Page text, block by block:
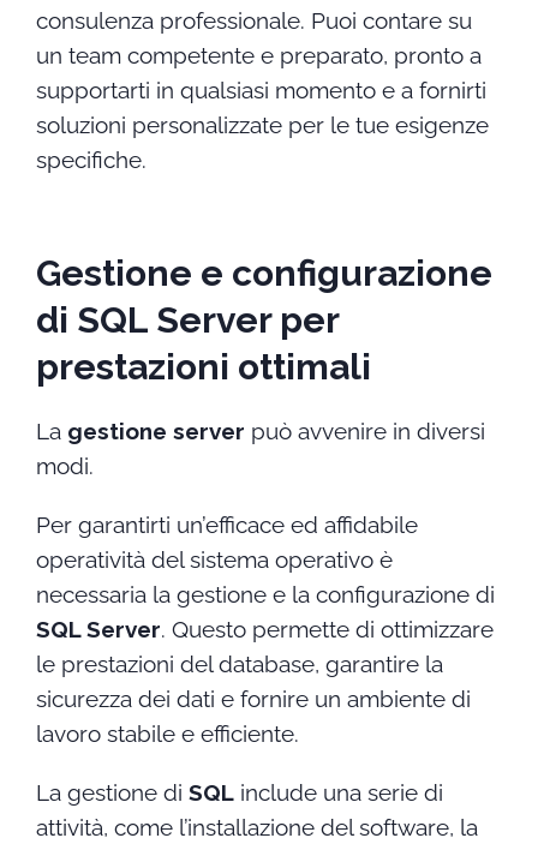
consulenza professionale. Puoi contare su
un team competente e preparato, pronto a
supportarti in qualsiasi momento e a fornirti
soluzioni personalizzate per le tue esigenze
specifiche.
Gestione e configurazione
di SQL Server per
prestazioni ottimali
La gestione server può avvenire in diversi
modi.
Per garantirti un’efficace ed affidabile
operatività del sistema operativo è
necessaria la gestione e la configurazione di
SQL Server. Questo permette di ottimizzare
le prestazioni del database, garantire la
sicurezza dei dati e fornire un ambiente di
lavoro stabile e efficiente.
La gestione di SQLinclude una serie di
attività, come l’installazione del software, la